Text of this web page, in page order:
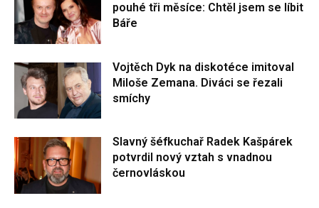
pouhé tři měsíce: Chtěl jsem se líbit
Báře
Vojtěch Dyk na diskotéce imitoval
Miloše Zemana. Diváci se řezali
smíchy
Slavný šéfkuchař Radek Kašpárek
potvrdil nový vztah s vnadnou
černovláskou